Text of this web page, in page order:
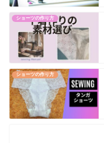
ショーツの作り方
ショーツの作り方